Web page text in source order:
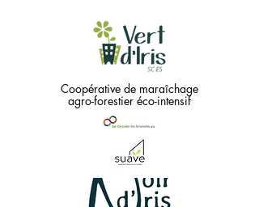
Coopérative de maraîchage
agro-forestier éco-intensif